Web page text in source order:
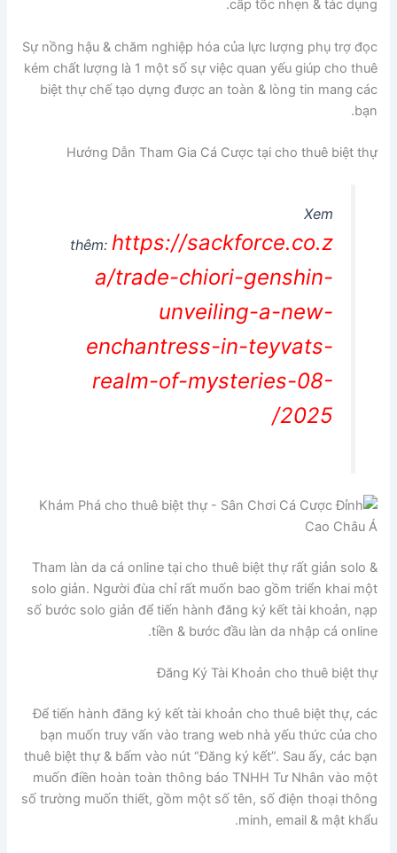
cấp tốc nhẹn & tác dụng.
Sự nồng hậu & chăm nghiệp hóa của lực lượng phụ trợ đọc
kém chất lượng là 1 một số sự việc quan yếu giúp cho thuê
biệt thự chế tạo dựng được an toàn & lòng tin mang các
bạn.
Hướng Dẫn Tham Gia Cá Cược tại cho thuê biệt thự
Xem
thêm:https://sackforce.co.z
a/trade-chiori-genshin-
unveiling-a-new-
enchantress-in-teyvats-
realm-of-mysteries-08-
2025/
Tham làn da cá online tại cho thuê biệt thự rất giản solo &
solo giản. Người đùa chỉ rất muốn bao gồm triển khai một
số bước solo giản để tiến hành đăng ký kết tài khoản, nạp
tiền & bước đầu làn da nhập cá online.
Đăng Ký Tài Khoản cho thuê biệt thự
Để tiến hành đăng ký kết tài khoản cho thuê biệt thự, các
bạn muốn truy vấn vào trang web nhà yếu thức của cho
thuê biệt thự & bấm vào nút “Đăng ký kết”. Sau ấy, các bạn
muốn điền hoàn toàn thông báo TNHH Tư Nhân vào một
số trường muốn thiết, gồm một số tên, số điện thoại thông
minh, email & mật khẩu.